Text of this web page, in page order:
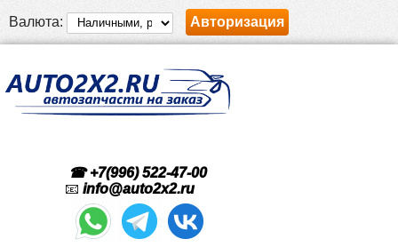
Валюта: Авторизация
☎ +7(996) 522-47-00
📧 info@auto2x2.ru